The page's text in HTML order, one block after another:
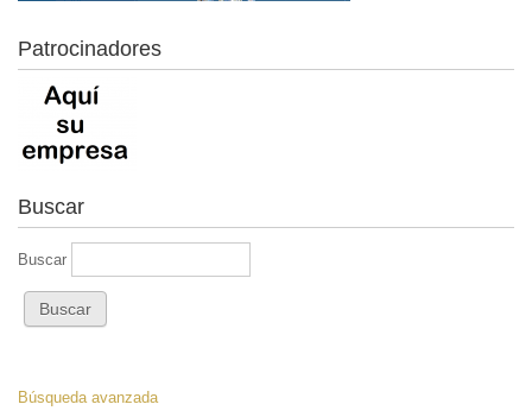
Patrocinadores
Buscar
Buscar
Búsqueda avanzada